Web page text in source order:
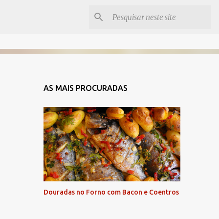
AS MAIS PROCURADAS
Douradas no Forno com Bacon e Coentros